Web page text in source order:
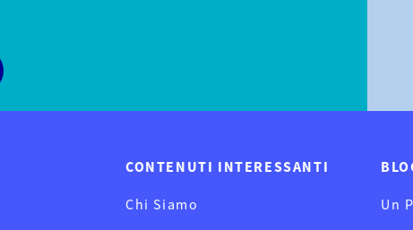
CONTENUTI INTERESSANTI
Chi Siamo
Un